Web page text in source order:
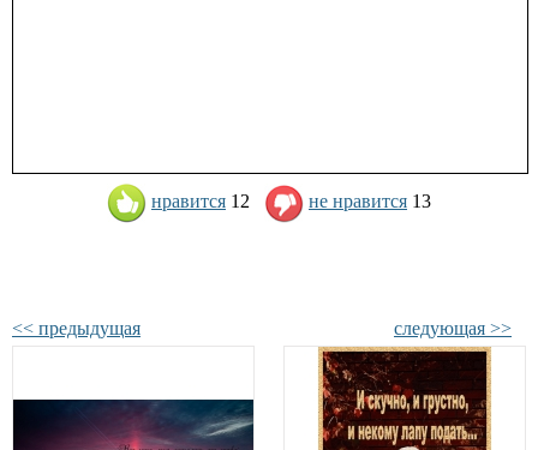
нравится 12 не нравится 13
<< предыдущая следующая >>